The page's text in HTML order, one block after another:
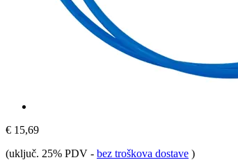
€ 15,69
(uključ. 25% PDV - bez troškova dostave )